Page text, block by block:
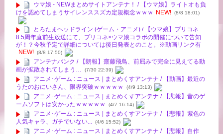
ウマ娘 - NEWまとめサイトアンテナ！ / 【ウマ娘】ライトオも負
けを認めてしまうサイレンススズカ定規概念ｗｗｗ
NEW! (8/8 18:01)
とろたまヘッドライン (ゲーム・アニメ) / 【ウマ娘】プリコネ
8.5周年直前生放送にて、プリコネ×ウマ娘コラボの開催について告知
が！？今秋予定で詳細については後日発表とのこと。※動画リンク有
NEW! (8/8 17:50)
アンテナバンク / 【朗報】齋藤飛鳥、前屈みで完全に見えてる動
画が拡散されてしまう…
(7/30 22:39)
アニメ･ゲーム : ニュース | まとめくすアンテナ / 【動画】最近の
うたのおにいさん、限界突破ｗｗｗｗｗ
(4/9 13:13)
アニメ･ゲーム : ニュース | まとめくすアンテナ / 【悲報】昔のゲ
ームソフトは安かったｗｗｗｗｗ
(4/7 16:14)
アニメ･ゲーム : ニュース | まとめくすアンテナ / 【悲報】紫色の
人気キャラ、ガチでいない... (4/6 15:52)
アニメ･ゲーム : ニュース | まとめくすアンテナ / 【悲報】自作